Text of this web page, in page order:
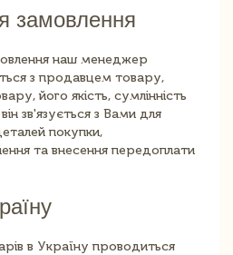
замовлення
наш менеджер
з продавцем товару,
його якість, сумлінність
зв'язується з Вами для
покупки,
та внесення передоплати
в Україну проводиться